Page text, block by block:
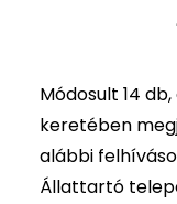
Módosult 14
keretében
alábbi
Állattartó